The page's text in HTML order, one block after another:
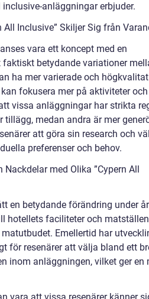
anläggningar erbjuder.
Inclusive” Skiljer Sig från
vara ett koncept med en
betydande variationer
ha mer varierade och
fokusera mer på aktiviteter och
vissa anläggningar har strikta
medan andra är mer
att göra sin research och
preferenser och behov.
med Olika ”Cypern All
en betydande förändring under
hotellets faciliteter och
Emellertid har
för resenärer att välja bland ett
inom anläggningen, vilket ger en